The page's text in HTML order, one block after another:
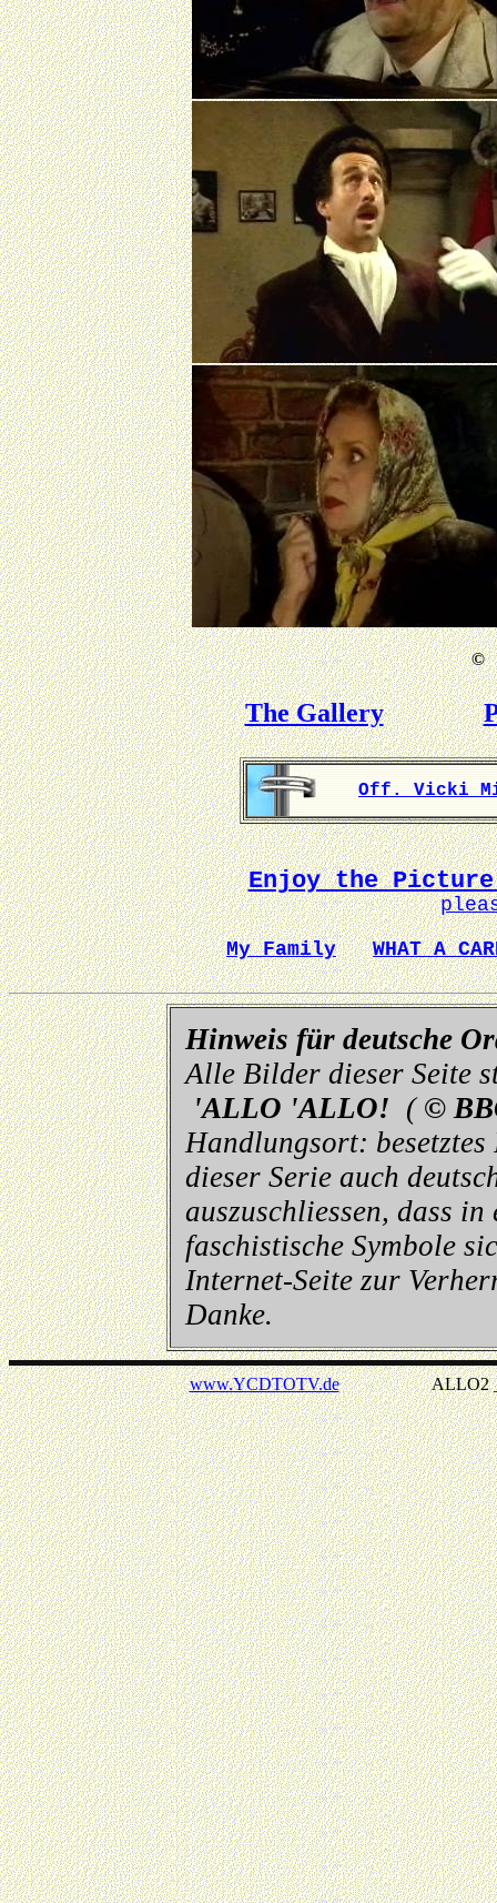
©
The Gallery
Off. Vicki
Enjoy the Picture
My Family
WHAT A
Hinweis für deutsche
Alle Bilder dieser Seite
'ALLO 'ALLO! ( ©
Handlungsort:
dieser Serie auch
auszuschliessen, dass in
faschistische Symbole
Internet-Seite zur
Danke.
www.YCDTOTV.deALLO2 _